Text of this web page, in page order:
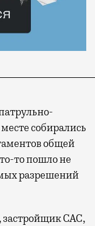
собирались
общей
то пошло не
разрешений
застройщик САС,